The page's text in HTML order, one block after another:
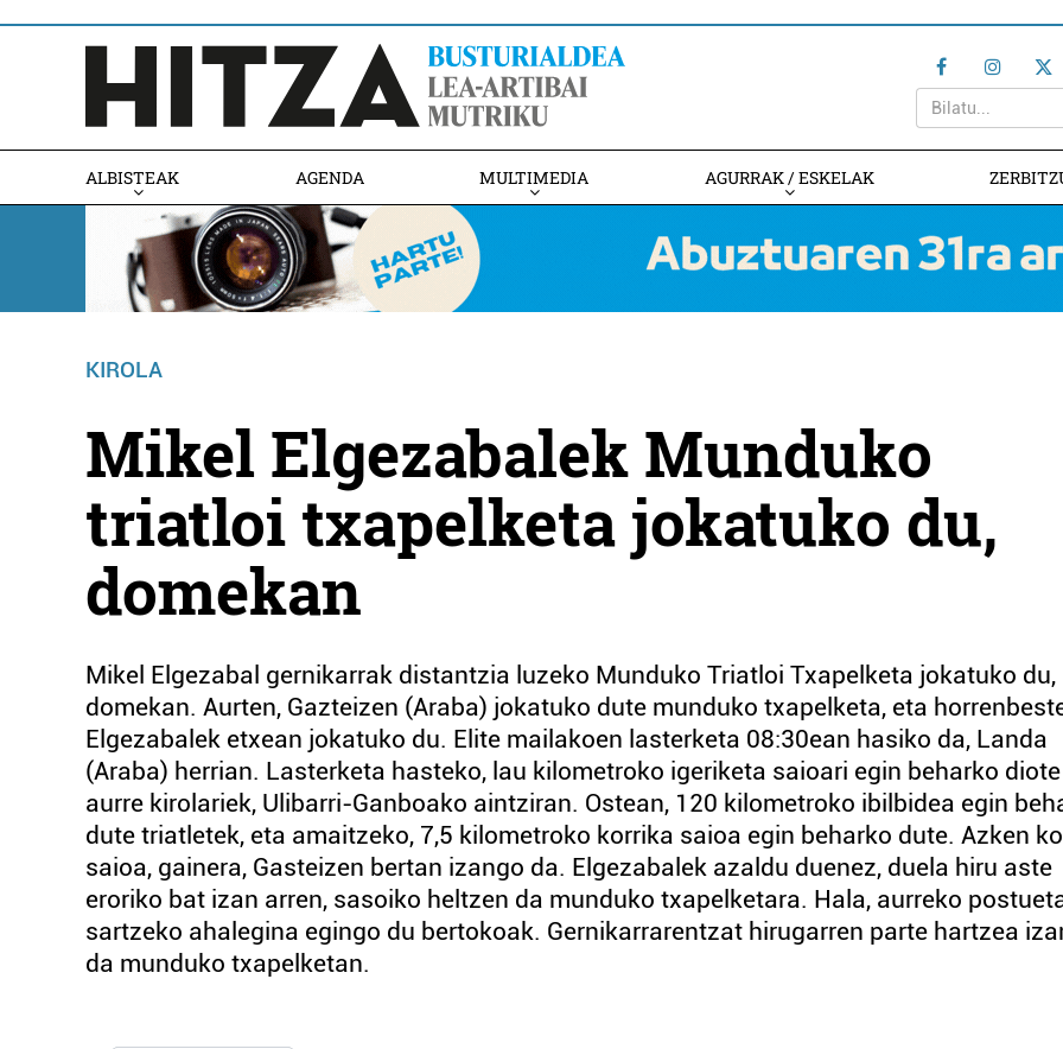
ALBISTEAK AGENDA MULTIMEDIA AGURRAK / ESKELAK
KIROLA
Mikel Elgezabalek Munduko
triatloi txapelketa jokatuko du,
domekan
Mikel Elgezabal gernikarrak distantzia luzeko Munduko Triatloi Txapelketa jokatuko du,
domekan. Aurten, Gazteizen (Araba) jokatuko dute munduko txapelketa, eta
Elgezabalek etxean jokatuko du. Elite mailakoen lasterketa 08:30ean hasiko da, Landa
(Araba) herrian. Lasterketa hasteko, lau kilometroko igeriketa saioari egin beharko diote
aurre kirolariek, Ulibarri-Ganboako aintziran. Ostean, 120 kilometroko ibilbidea egin
dute triatletek, eta amaitzeko, 7,5 kilometroko korrika saioa egin beharko dute. Azken
saioa, gainera, Gasteizen bertan izango da. Elgezabalek azaldu duenez, duela hiru aste
eroriko bat izan arren, sasoiko heltzen da munduko txapelketara. Hala, aurreko
sartzeko ahalegina egingo du bertokoak. Gernikarrarentzat hirugarren parte hartzea
da munduko txapelketan.